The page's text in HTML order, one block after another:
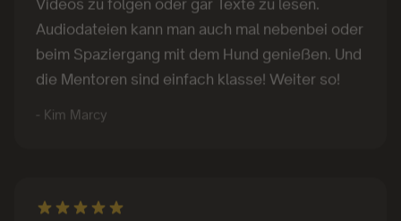
Audiodateien kann man auch mal nebenbei oder
beim Spaziergang mit dem Hund genießen. Und
die Mentoren sind einfach klasse! Weiter so!